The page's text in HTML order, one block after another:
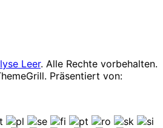
Leer. Alle Rechte vorbehalten.
Präsentiert von: